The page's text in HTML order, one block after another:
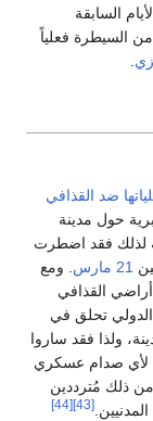
يومي 18 و19 مارس والأيام السابقة
السيطرة فعلياً
ضد القذافي
حول مدينة
لذلك فقد اضطرت
21 مارس
. ومع
أراضي القذافي
الدولي تحلق في
ولذا فقد ساروا
لأي صدام عسكري
ذلك مُترددين
[43]
[44]